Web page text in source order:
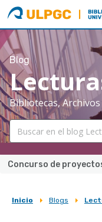
ULPGC
Blog
Bibliotecas,
Sobrescribir
Inicio Blogs